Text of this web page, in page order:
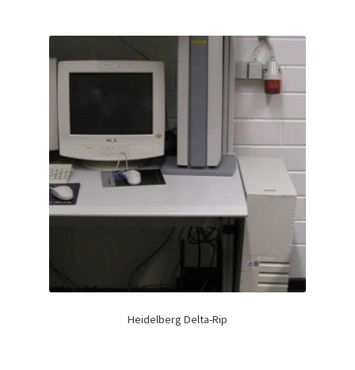
Heidelberg Delta-Rip